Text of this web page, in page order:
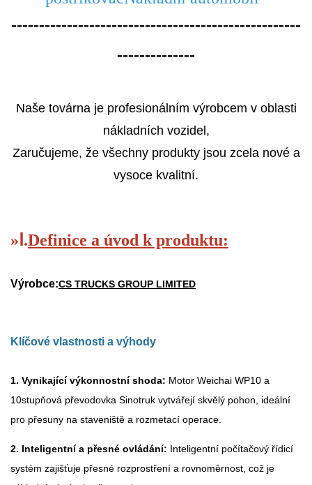
----------------------------------------------------
--------------
Naše továrna je profesionálním výrobcem v oblasti
nákladních vozidel,
Zaručujeme, že všechny produkty jsou zcela nové a
vysoce kvalitní.
» Ⅰ.Definice a úvod k produktu:
Výrobce:CS TRUCKS GROUP LIMITED
Klíčové vlastnosti a výhody
1. Vynikající výkonnostní shoda: Motor Weichai WP10 a
10stupňová převodovka Sinotruk vytvářejí skvělý pohon, ideální
pro přesuny na staveniště a rozmetací operace.
2. Inteligentní a přesné ovládání: Inteligentní počítačový řídicí
systém zajišťuje přesné rozprostření a rovnoměrnost, což je